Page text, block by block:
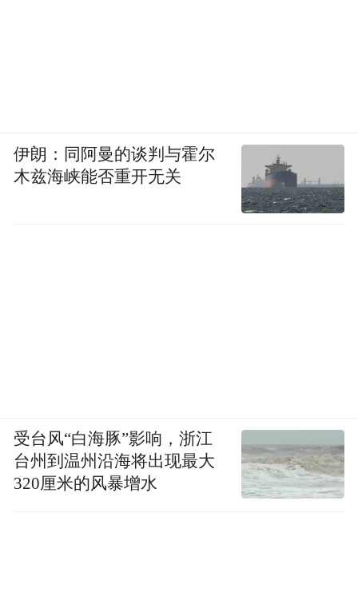
伊朗：同阿曼的谈判与霍尔
木兹海峡能否重开无关
受台风“白海豚”影响，浙江
台州到温州沿海将出现最大
320厘米的风暴增水